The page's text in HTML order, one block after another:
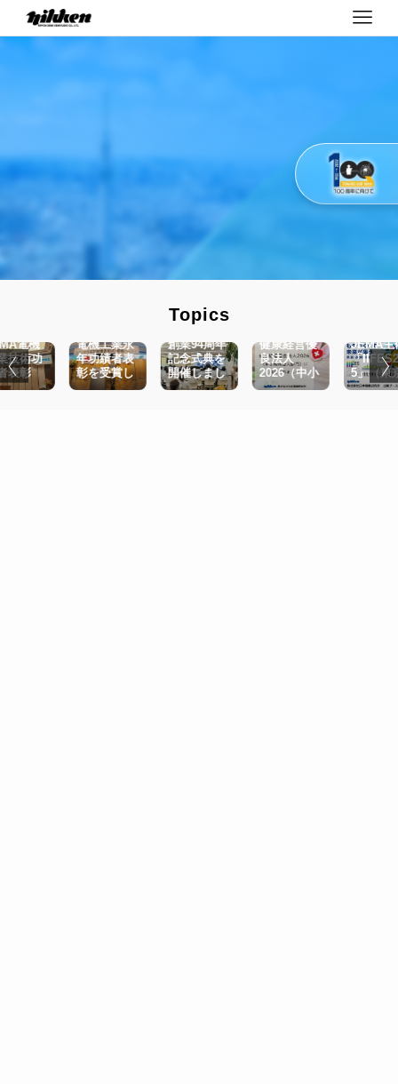
Topics
電機
技術功
表彰
励賞」
電機工業永
年功績者表
彰を受賞し
ました。
創業94周年
記念式典を
開催しまし
た
健康経営優
良法人
2026（中小
規模法人部
JEMA主
「
5」（東
ビッグ